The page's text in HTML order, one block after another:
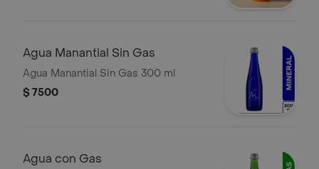
Agua Manantial Sin Gas
Agua Manantial Sin Gas 300 ml
$ 7500
Agua con Gas